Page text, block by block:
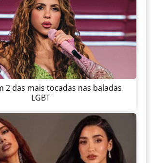
2 das mais tocadas nas baladas
LGBT